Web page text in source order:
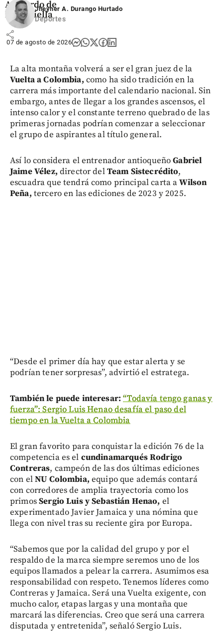
Abelardo de
la Espriella
share
Jheyner A. Durango Hurtado
Deportes
07 de agosto de 2026
La alta montaña volverá a ser el gran juez de la
Vuelta a Colombia, como ha sido tradición en la
carrera más importante del calendario nacional. Sin
embargo, antes de llegar a los grandes ascensos, el
intenso calor y el constante terreno quebrado de las
primeras jornadas podrían comenzar a seleccionar
el grupo de aspirantes al título general.
Así lo considera el entrenador antioqueñoGabriel
Jaime Vélez, director delTeam Sistecrédito,
escuadra que tendrá como principal carta aWilson
Peña, tercero en las ediciones de 2023 y 2025.
“Desde el primer día hay que estar alerta y se
podrían tener sorpresas”, advirtió el estratega.
También le puede interesar: “Todavía tengo ganas y
fuerza”: Sergio Luis Henao desafía el paso del
tiempo en la Vuelta a Colombia
El gran favorito para conquistar la edición 76 de la
competencia es el cundinamarqués Rodrigo
Contreras, campeón de las dos últimas ediciones
con elNU Colombia, equipo que además contará
con corredores de amplia trayectoria como los
primosSergio Luis y Sebastián Henao, el
experimentado Javier Jamaica y una nómina que
llega con nivel tras su reciente gira por Europa.
“Sabemos que por la calidad del grupo y por el
respaldo de la marca siempre seremos uno de los
equipos llamados a pelear la carrera. Asumimos esa
responsabilidad con respeto. Tenemos líderes como
Contreras y Jamaica. Será una Vuelta exigente, con
mucho calor, etapas largas y una montaña que
marcará las diferencias. Creo que será una carrera
disputada y entretenida”, señaló Sergio Luis.